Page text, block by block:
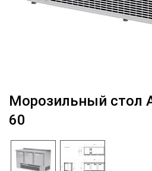
Морозильный стол
60